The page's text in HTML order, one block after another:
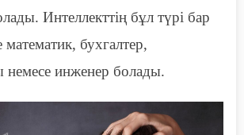
. Интеллекттің бұл түрі бар
математик, бухгалтер,
немесе инженер болады.